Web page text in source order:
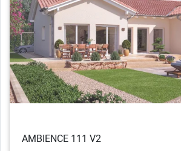
AMBIENCE 111 V2